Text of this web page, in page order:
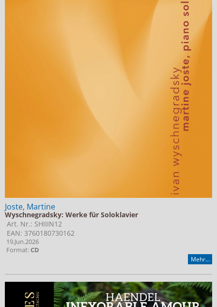
Joste, Martine
Wyschnegradsky: Werke für Soloklavier
Art. Nr.: SHIIIN12
EAN: 3760180730162
19.Jun.2026
Format:CD
Mehr...